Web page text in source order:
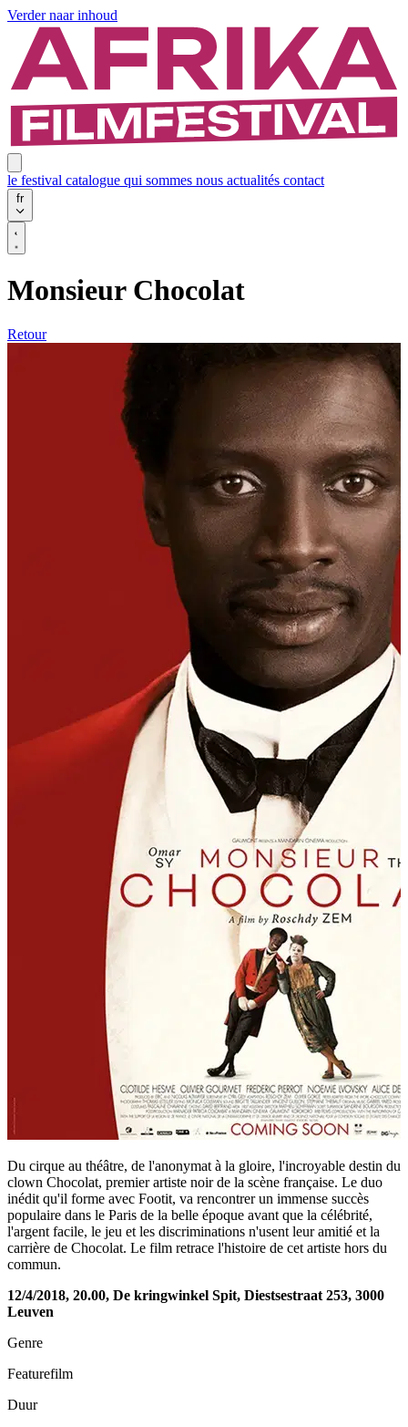
Verder naar inhoud
le festival catalogue qui sommes nous actualités contact
fr
Monsieur Chocolat
Retour
Du cirque au théâtre, de l'anonymat à la gloire, l'incroyable destin du
clown Chocolat, premier artiste noir de la scène française. Le duo
inédit qu'il forme avec Footit, va rencontrer un immense succès
populaire dans le Paris de la belle époque avant que la célébrité,
l'argent facile, le jeu et les discriminations n'usent leur amitié et la
carrière de Chocolat. Le film retrace l'histoire de cet artiste hors du
commun.
12/4/2018, 20.00, De kringwinkel Spit, Diestsestraat 253, 3000
Leuven
Genre
Featurefilm
Duur